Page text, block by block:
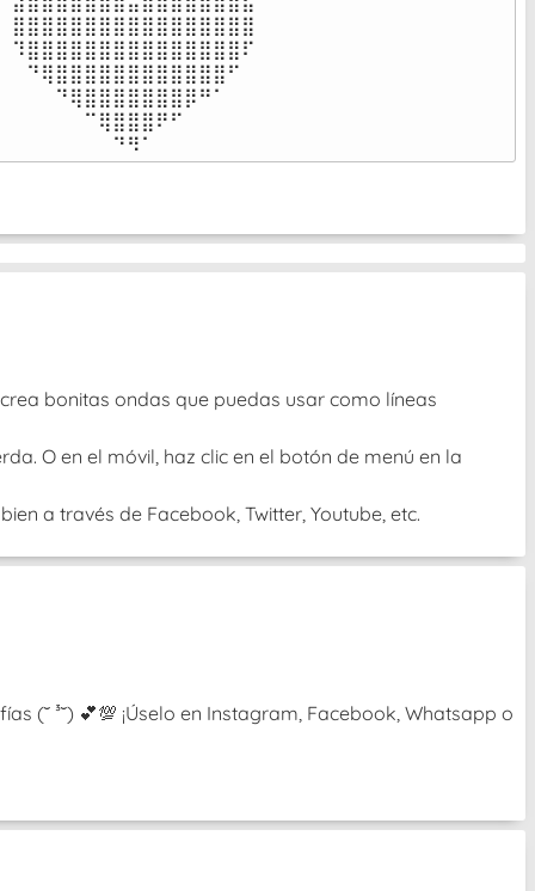
⣿⣿⣿⣿⣿⣿⣿⣿⣿⣿⣿⣿⣿⣿⣿⣿⣿
⠹⣿⣿⣿⣿⣿⣿⣿⣿⣿⣿⣿⣿⣿⣿⣿⠏
⠀⠙⢿⣿⣿⣿⣿⣿⣿⣿⣿⣿⣿⣿⣿⠋⠀
⠀⠀⠀⠙⢿⣿⣿⣿⣿⣿⣿⣿⡿⠛⠁⠀⠀
⠀⠀⠀⠀⠀⠉⢿⣿⣿⣿⠟⠋⠀⠀⠀⠀⠀
⠀⠀⠀⠀⠀⠀⠀⠙⠻⠁⠀⠀⠀⠀⠀⠀⠀⠀⠀⠀⠀⠀⠀
bonitas ondas que puedas usar como líneas
O en el móvil, haz clic en el botón de menú en la
a través de Facebook, Twitter, Youtube, etc.
³˘) 💕💯 ¡Úselo en Instagram, Facebook, Whatsapp o